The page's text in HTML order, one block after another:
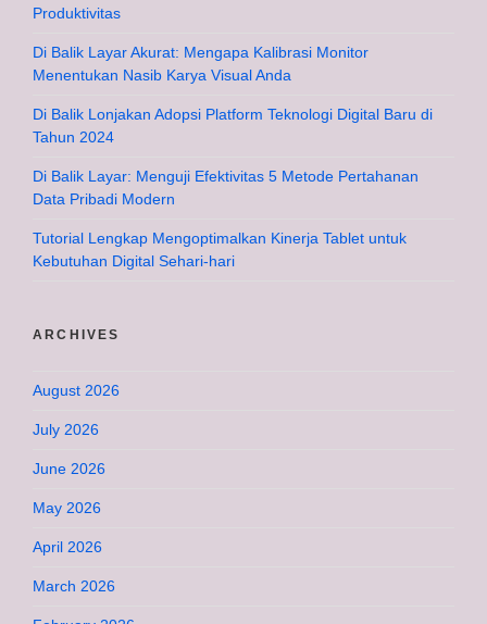
Produktivitas
Di Balik Layar Akurat: Mengapa Kalibrasi Monitor
Menentukan Nasib Karya Visual Anda
Di Balik Lonjakan Adopsi Platform Teknologi Digital Baru di
Tahun 2024
Di Balik Layar: Menguji Efektivitas 5 Metode Pertahanan
Data Pribadi Modern
Tutorial Lengkap Mengoptimalkan Kinerja Tablet untuk
Kebutuhan Digital Sehari-hari
ARCHIVES
August 2026
July 2026
June 2026
May 2026
April 2026
March 2026